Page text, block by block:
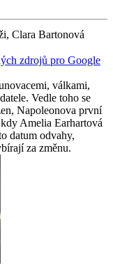
Clara Bartonová
zdrojů pro Google
válkami,
Vedle toho se
Napoleonova první
Amelia Earhartová
datum odvahy,
za změnu.